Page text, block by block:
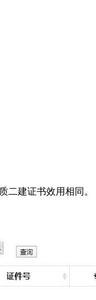
建证书效用相同。